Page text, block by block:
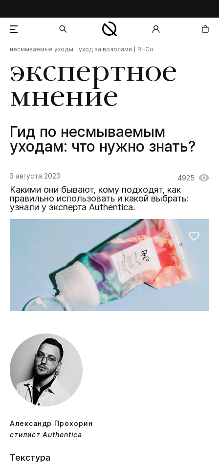
экспертное
мнение
Гид по несмываемым
уходам: что нужно знать?
несмываемые уходы уход за волосами R+Co
3 августа 2023 4925
Какими они бывают, кому подходят, как
правильно использовать и какой выбрать:
узнали у эксперта Authentica.
Александр Прохорин
стилист Authentica
Текстура